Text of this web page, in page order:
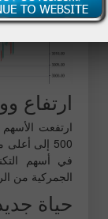
ارتفاع
500 إلى
في أسهم
الجمركية من
حياة